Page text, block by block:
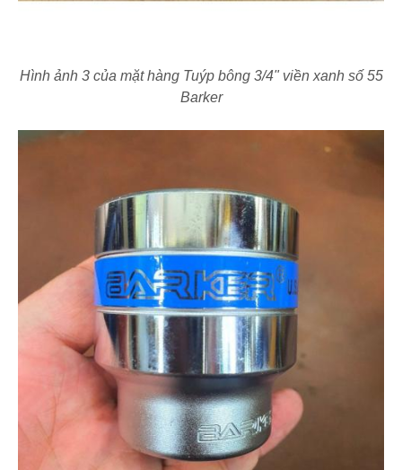
Hình ảnh 3 của mặt hàng Tuýp bông 3/4" viền xanh số 55
Barker